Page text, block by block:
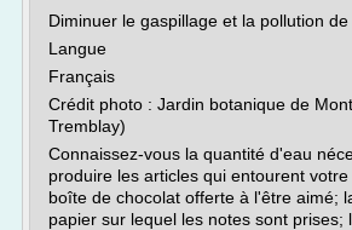
Diminuer le gaspillage et la pollution de
Langue
Français
Crédit photo : Jardin botanique de
Tremblay)
Connaissez-vous la quantité d'eau
produire les articles qui entourent
boîte de chocolat offerte à l'être aimé;
papier sur lequel les notes sont prises;